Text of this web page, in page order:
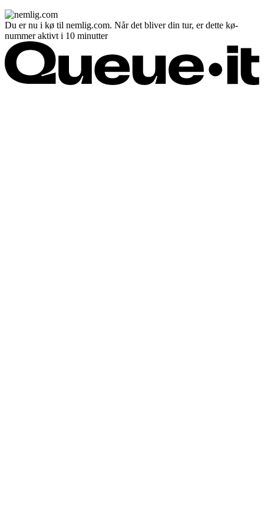
Du er nu i kø til nemlig.com. Når det bliver din tur, er dette kø-
nummer aktivt i 10 minutter